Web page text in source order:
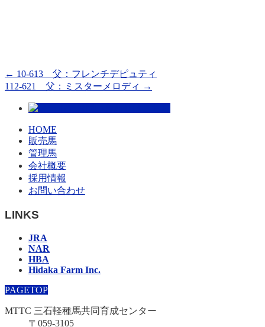
← 10-613 父：フレンチデピュティ
112-621 父：ミスターメロディ →
HOME
販売馬
管理馬
会社概要
採用情報
お問い合わせ
LINKS
JRA
NAR
HBA
Hidaka Farm Inc.
PAGETOP
MTTC 三石軽種馬共同育成センター
〒059-3105